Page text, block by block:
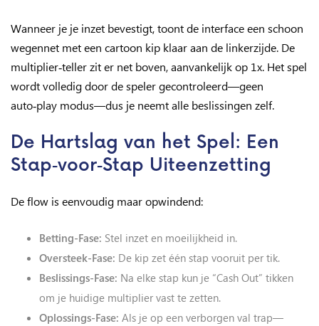
Wanneer je je inzet bevestigt, toont de interface een schoon
wegennet met een cartoon kip klaar aan de linkerzijde. De
multiplier‑teller zit er net boven, aanvankelijk op 1x. Het spel
wordt volledig door de speler gecontroleerd—geen
auto‑play modus—dus je neemt alle beslissingen zelf.
De Hartslag van het Spel: Een
Stap‑voor‑Stap Uiteenzetting
De flow is eenvoudig maar opwindend:
Betting‑Fase: Stel inzet en moeilijkheid in.
Oversteek‑Fase: De kip zet één stap vooruit per tik.
Beslissings‑Fase: Na elke stap kun je “Cash Out” tikken
om je huidige multiplier vast te zetten.
Oplossings‑Fase: Als je op een verborgen val trap—